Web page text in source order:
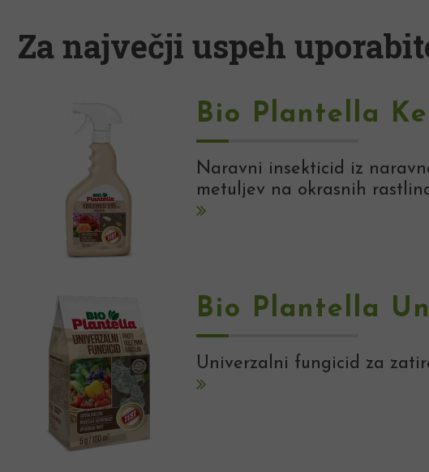
Za največji uspeh
Bio Plantella
Naravni insekticid iz
metuljev na okrasnih
Bio Plantella
Univerzalni fungicid za